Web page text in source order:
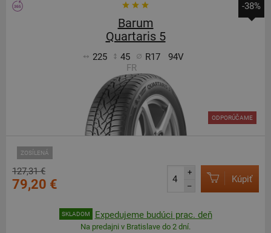
-38%
Barum
Quartaris 5
225 45 R17
94V
FR
ZOSÍLENÁ
ODPORÚČAME
127,31 €
79,20 €
+
–
Kúpiť
SKLADOM Expedujeme budúci prac. deň
Na predajni v Bratislave do 2 dní.